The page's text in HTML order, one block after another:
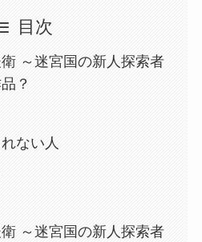
目次
衛 ～迷宮国の新人探索者
？
ない人
衛 ～迷宮国の新人探索者